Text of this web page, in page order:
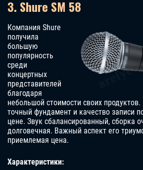
3. Shure SM 58
Компания Shure
получила
большую
популярность
среди
концертных
представителей
благодаря
небольшой стоимости своих
точный фундамент и качество записи
цене. Звук сбалансированный, сборка
долговечная. Важный аспект его
приемлемая цена.
Характеристики: